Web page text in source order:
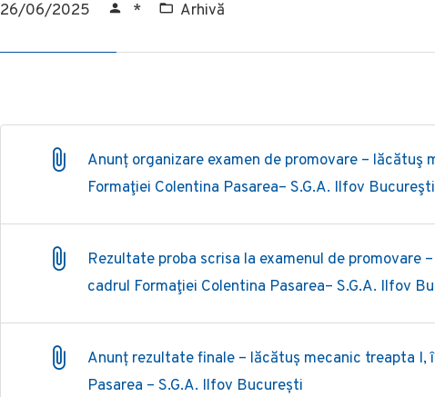
26/06/2025 * Arhivă
Anunț organizare examen de promovare – lăcătuş
Formaţiei Colentina Pasarea– S.G.A. Ilfov Bucureşti
Rezultate proba scrisa la examenul de promovare
cadrul Formaţiei Colentina Pasarea– S.G.A. Ilfov
Anunț rezultate finale – lăcătuș mecanic treapta I,
Pasarea – S.G.A. Ilfov București